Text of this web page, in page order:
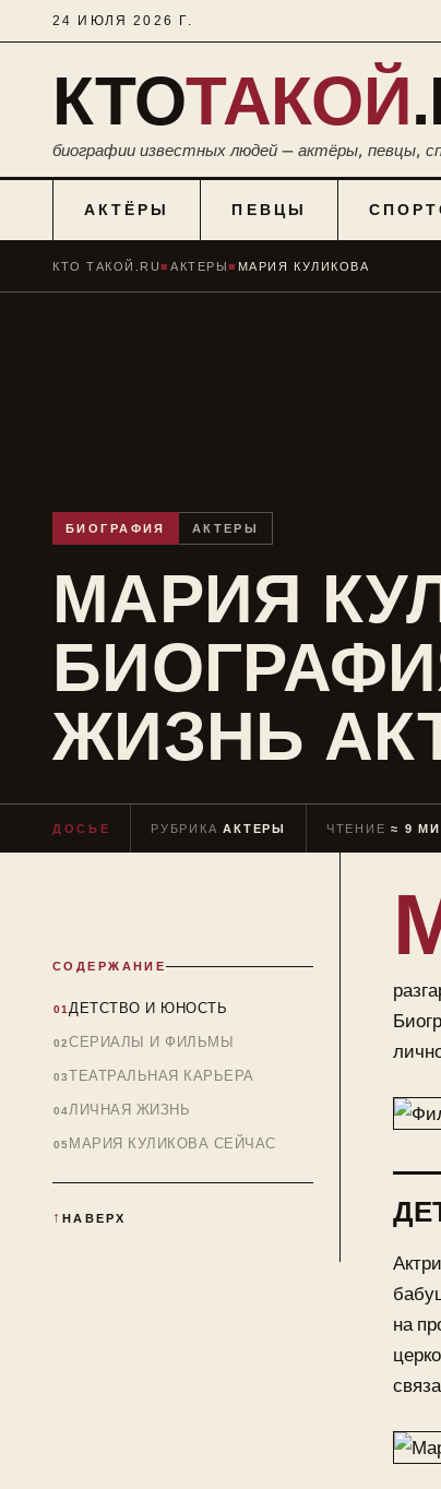
24 ИЮЛЯ 2026 Г.
КТОТАКОЙ
биографии известных людей — актёры, певцы,
АКТЁРЫ ПЕВЦЫ
КТО ТАКОЙ.RU■АКТЕРЫ■ МАРИЯ КУЛИКОВА
БИОГРАФИЯ АКТЕРЫ
МАРИЯ
ЖИЗНЬ
ДОСЬЕ РУБРИКААКТЕРЫ ЧТЕНИЕ≈ 9
СОДЕРЖАНИЕ
ДЕТСТВО И ЮНОСТЬ
СЕРИАЛЫ И ФИЛЬМЫ
ТЕАТРАЛЬНАЯ КАРЬЕРА
ЛИЧНАЯ ЖИЗНЬ
МАРИЯ КУЛИКОВА СЕЙЧАС
НАВЕРХ
на